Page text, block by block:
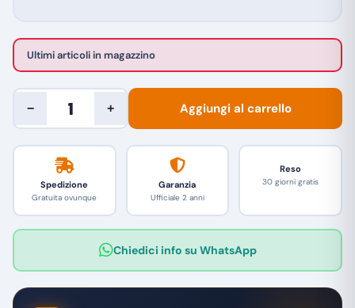
Ultimi articoli in magazzino
− + Aggiungi al carrello
Spedizione
Gratuita ovunque
Garanzia
Ufficiale 2 anni
Reso
30 giorni gratis
Chiedici info su WhatsApp